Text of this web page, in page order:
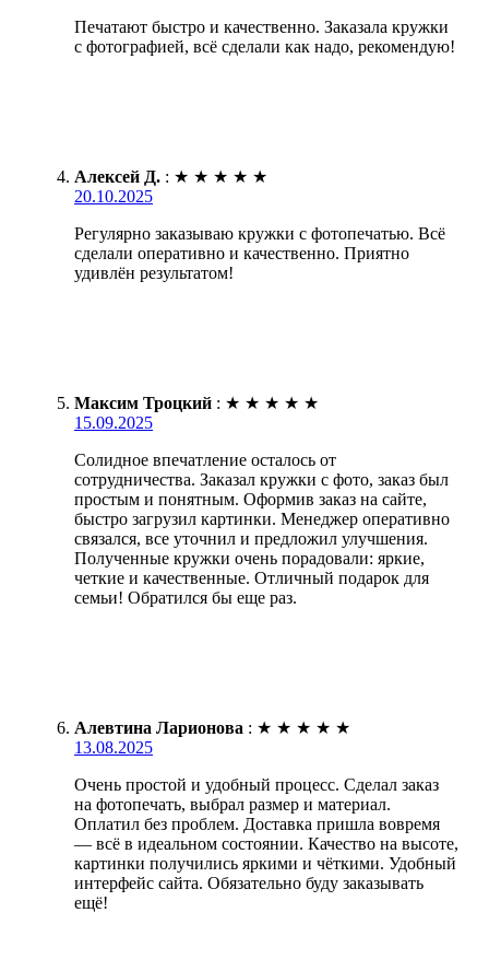
Печатают быстро и качественно. Заказала кружки
с фотографией, всё сделали как надо, рекомендую!
Алексей Д. : ★ ★ ★ ★ ★
20.10.2025
Регулярно заказываю кружки с фотопечатью. Всё
сделали оперативно и качественно. Приятно
удивлён результатом!
Максим Троцкий : ★ ★ ★ ★ ★
15.09.2025
Солидное впечатление осталось от
сотрудничества. Заказал кружки с фото, заказ был
простым и понятным. Оформив заказ на сайте,
быстро загрузил картинки. Менеджер оперативно
связался, все уточнил и предложил улучшения.
Полученные кружки очень порадовали: яркие,
четкие и качественные. Отличный подарок для
семьи! Обратился бы еще раз.
Алевтина Ларионова : ★ ★ ★ ★ ★
13.08.2025
Очень простой и удобный процесс. Сделал заказ
на фотопечать, выбрал размер и материал.
Оплатил без проблем. Доставка пришла вовремя
— всё в идеальном состоянии. Качество на высоте,
картинки получились яркими и чёткими. Удобный
интерфейс сайта. Обязательно буду заказывать
ещё!